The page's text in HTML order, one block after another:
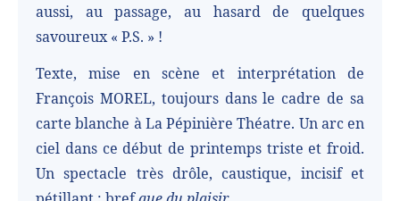
aussi, au passage, au hasard de quelques
savoureux « P.S. » !
Texte, mise en scène et interprétation de
François MOREL, toujours dans le cadre de sa
carte blanche à La Pépinière Théatre. Un arc en
ciel dans ce début de printemps triste et froid.
Un spectacle très drôle, caustique, incisif et